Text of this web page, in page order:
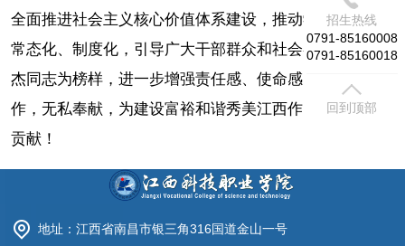
全面推进社会主义核心价值体系建设，推动学雷锋活动
常态化、制度化，引导广大干部群众和社会各界以石秋
杰同志为榜样，进一步增强责任感、使命感，勤奋工
作，无私奉献，为建设富裕和谐秀美江西作出新的更大
贡献！
地址：江西省南昌市银三角316国道金山一号
招生热线
0791-85160008
0791-85160018
回到顶部